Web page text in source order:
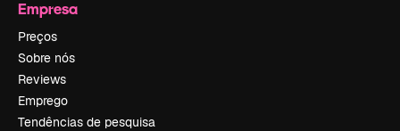
Empresa
Preços
Sobre nós
Reviews
Emprego
Tendências de pesquisa